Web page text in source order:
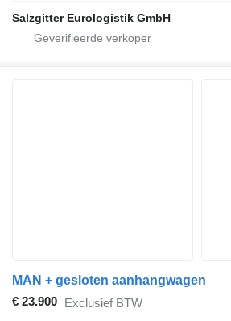
Salzgitter Eurologistik GmbH
MAN + gesloten aanhangwagen
€ 23.900 Exclusief BTW